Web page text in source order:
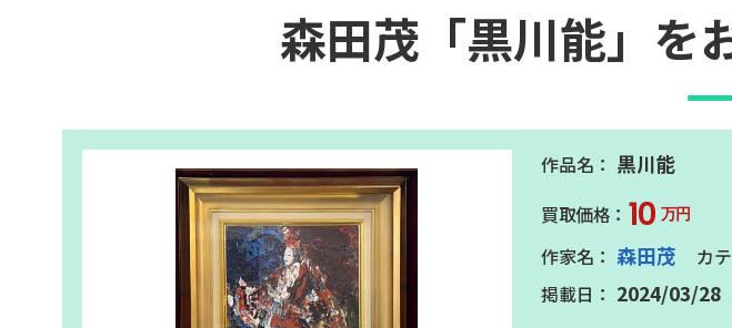
森田茂「黒川能」を
黒川能
10 万円
森田茂
2024/03/28